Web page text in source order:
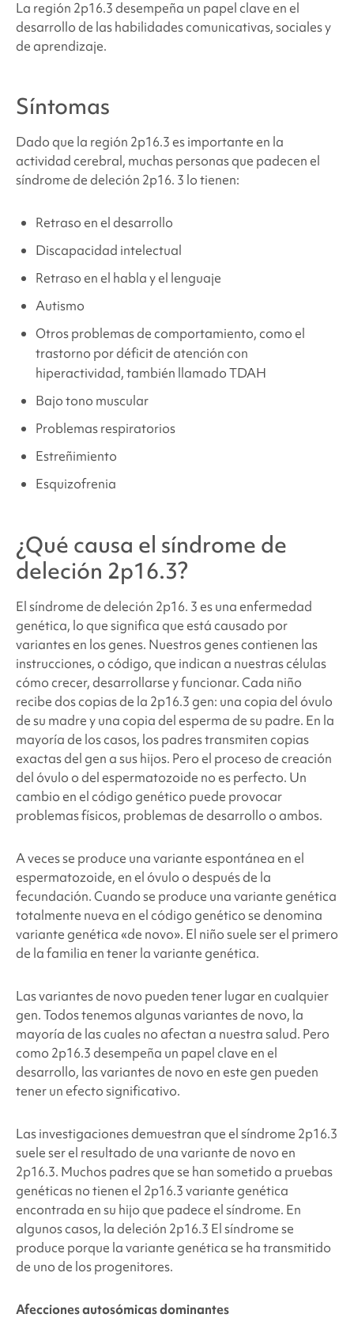
Fuentes y referencias
La región 2p16.3 desempeña un papel clave en el
desarrollo de las habilidades comunicativas, sociales y
de aprendizaje.
Síntomas
Dado que la región 2p16.3 es importante en la
actividad cerebral, muchas personas que padecenel
síndrome de deleción 2p16. 3 lo tienen:
Retraso en el desarrollo
Discapacidad intelectual
Retraso en el habla y el lenguaje
Autismo
Otros problemas de comportamiento, como el
trastorno por déficit de atención con
hiperactividad, también llamado TDAH
Bajo tono muscular
Problemas respiratorios
Estreñimiento
Esquizofrenia
¿Qué causa el síndrome de
deleción 2p16.3?
El síndrome de deleción 2p16. 3 es una enfermedad
genética, lo que significa que está causado por
variantes en los genes. Nuestros genes contienen las
instrucciones, o código, que indican a nuestras células
cómo crecer, desarrollarse y funcionar. Cada niño
recibe dos copias de la 2p16.3 gen: una copia del óvulo
de su madre y una copia del esperma de su padre. En la
mayoría de los casos, los padres transmiten copias
exactas del gen a sus hijos. Pero el proceso de creación
del óvulo o del espermatozoide no es perfecto. Un
cambio en el código genético puede provocar
problemas físicos, problemas de desarrollo o ambos.
A veces se produce una variante espontánea en el
espermatozoide, en el óvulo o después de la
fecundación. Cuando se produce una variante genética
totalmente nueva en el código genético se denomina
variante genética «de novo». El niño suele ser el primero
de la familia en tener la variante genética.
Las variantes de novo pueden tener lugar en cualquier
gen. Todos tenemos algunas variantes de novo, la
mayoría de las cuales no afectan a nuestra salud. Pero
como 2p16.3 desempeña un papel clave en el
desarrollo, las variantes de novo en este gen pueden
tener un efecto significativo.
Las investigaciones demuestran que el síndrome 2p16.3
suele ser el resultado de una variante de novo en
2p16.3. Muchos padres que se han sometido a pruebas
genéticas no tienen el 2p16.3variante genética
encontrada en su hijo que padece el síndrome. En
algunos casos, la deleción 2p16.3 El síndrome se
produce porque la variante genética se ha transmitido
de uno de los progenitores.
Afecciones autosómicas dominantes